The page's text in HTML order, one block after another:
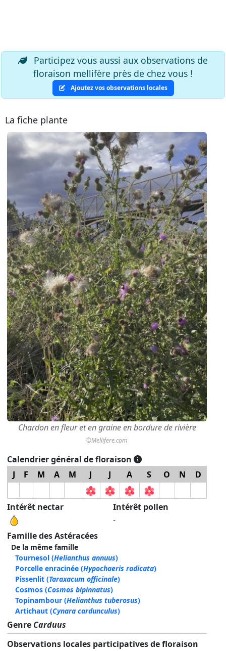
Participez vous aussi aux observations de
floraison mellifère près de chez vous !
Ajoutez vos observations locales
La fiche plante
Chardon en fleur et en graine en bordure de rivière
©Mellifere.com
Calendrier général de floraison
J
F M A M J J A S O N D
Intérêt nectar
Intérêt pollen
-
Famille des Astéracées
De la même famille
Tournesol (Helianthus annuus)
Porcelle enracinée (Hypochaeris radicata)
Pissenlit (Taraxacum officinale)
Cosmos (Cosmos bipinnatus)
Topinambour (Helianthus tuberosus)
Artichaut (Cynara cardunculus)
Genre Carduus
Observations locales participatives de floraison